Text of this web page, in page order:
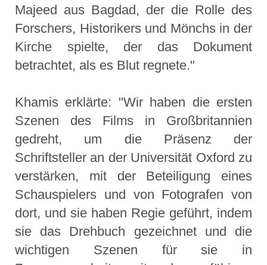
Majeed aus Bagdad, der die Rolle des
Forschers, Historikers und Mönchs in der
Kirche spielte, der das Dokument
betrachtet, als es Blut regnete."
Khamis erklärte: "Wir haben die ersten
Szenen des Films in Großbritannien
gedreht, um die Präsenz der
Schriftsteller an der Universität Oxford zu
verstärken, mit der Beteiligung eines
Schauspielers und von Fotografen von
dort, und sie haben Regie geführt, indem
sie das Drehbuch gezeichnet und die
wichtigen Szenen für sie in